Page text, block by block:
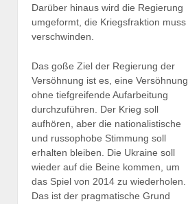
Darüber hinaus wird die Regierung
umgeformt, die Kriegsfraktion muss
verschwinden.
Das goße Ziel der Regierung der
Versöhnung ist es, eine Versöhnung
ohne tiefgreifende Aufarbeitung
durchzuführen. Der Krieg soll
aufhören, aber die nationalistische
und russophobe Stimmung soll
erhalten bleiben. Die Ukraine soll
wieder auf die Beine kommen, um
das Spiel von 2014 zu wiederholen.
Das ist der pragmatische Grund